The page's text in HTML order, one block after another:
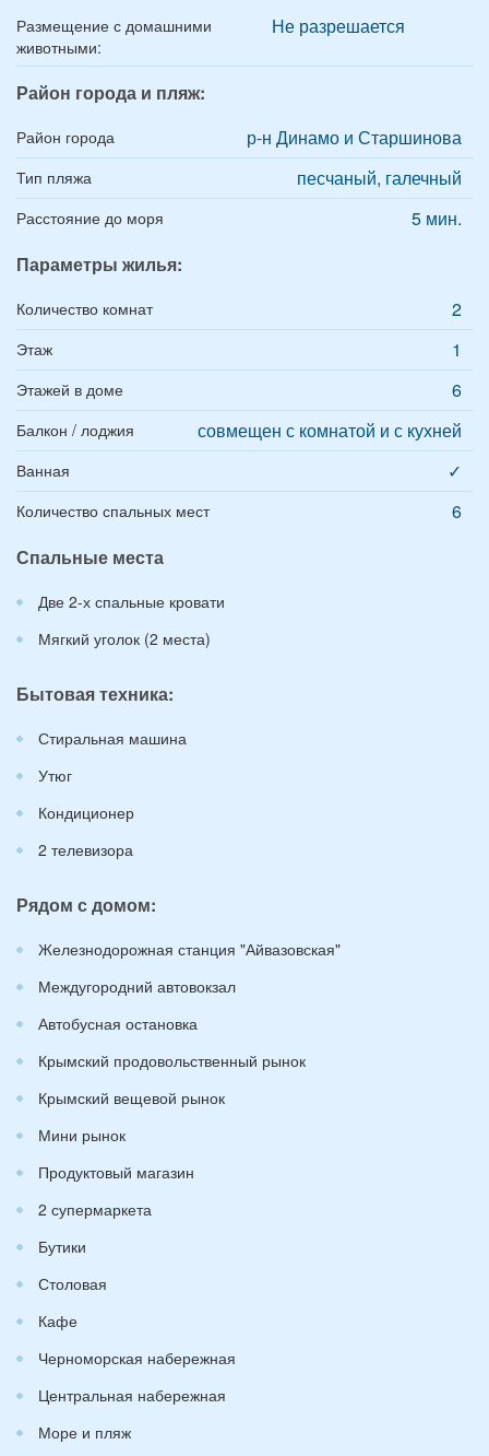
Размещение с домашними
животными:
Не разрешается
Район города и пляж:
Район города р-н Динамо и Старшинова
Тип пляжа песчаный, галечный
Расстояние до моря
5 мин.
Параметры жилья:
Количество комнат 2
Этаж 1
Этажей в доме 6
Балкон / лоджия совмещен с комнатой и с кухней
Ванная ✓
Количество спальных мест
6
Спальные места
Две 2-х спальные кровати
Мягкий уголок (2 места)
Бытовая техника:
Стиральная машина
Утюг
Кондиционер
2 телевизора
Рядом с домом:
Железнодорожная станция "Айвазовская"
Междугородний автовокзал
Автобусная остановка
Крымский продовольственный рынок
Крымский вещевой рынок
Мини рынок
Продуктовый магазин
2 супермаркета
Бутики
Столовая
Кафе
Черноморская набережная
Центральная набережная
Море и пляж